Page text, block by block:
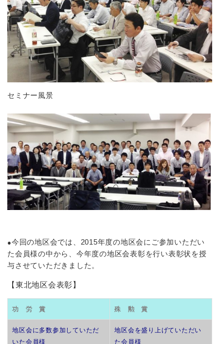
セミナー風景
●今回の地区会では、2015年度の地区会にご参加いただい
た会員様の中から、今年度の地区会表彰を行い表彰状を授
与させていただきました。
【東北地区会表彰】
功 労 賞 殊 勲 賞
地区会に多数参加していただ
いた会員様
地区会を盛り上げていただい
た会員様